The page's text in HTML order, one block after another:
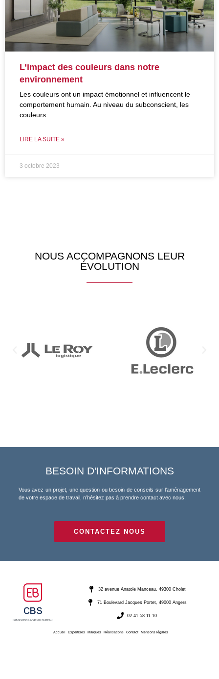
L’impact des couleurs dans notre
environnement
Les couleurs ont un impact émotionnel et influencent le
comportement humain. Au niveau du subconscient, les
couleurs…
LIRE LA SUITE »
3 octobre 2023
NOUS ACCOMPAGNONS LEUR
ÉVOLUTION
BESOIN D'INFORMATIONS
Vous avez un projet, une question ou besoin de conseils sur l’aménagement
de votre espace de travail, n’hésitez pas à prendre contact avec nous.
CONTACTEZ NOUS
32 avenue Anatole Manceau, 49300 Cholet
71 Boulevard Jacques Portet, 49000 Angers
02 41 58 11 10
Accueil Expertises Marques Réalisations Contact Mentions légales